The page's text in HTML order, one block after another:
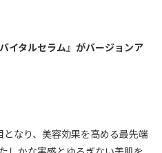
イタルセラム』がバージョンア
なり、美容効果を高める最先端